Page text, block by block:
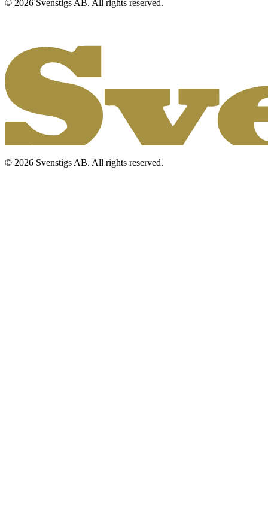
© 2026 Svenstigs AB. All rights reserved.
© 2026 Svenstigs AB. All rights reserved.